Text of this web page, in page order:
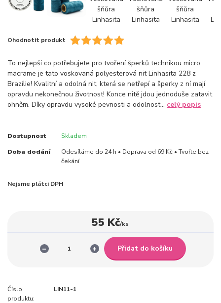
Ohodnotit produkt
To nejlepší co potřebujete pro tvoření šperků technikou micro
macrame je tato voskovaná polyesterová nit Linhasita 228 z
Brazílie! Kvalitní a odolná nit, která se netřepí a šperky z ní mají
opravdu nekonečnou životnost! Konce nitě jdou jednoduše zatavit
ohněm. Díky opravdu vysoké pevnosti a odolnost... celý popis
Dostupnost Skladem
Doba dodání
Odesíláme do 24 h • Doprava od 69 Kč • Tvořte bez
čekání
Nejsme plátci DPH
55 Kč/ks
Přidat do košíku
Číslo
produktu:
LIN11-1